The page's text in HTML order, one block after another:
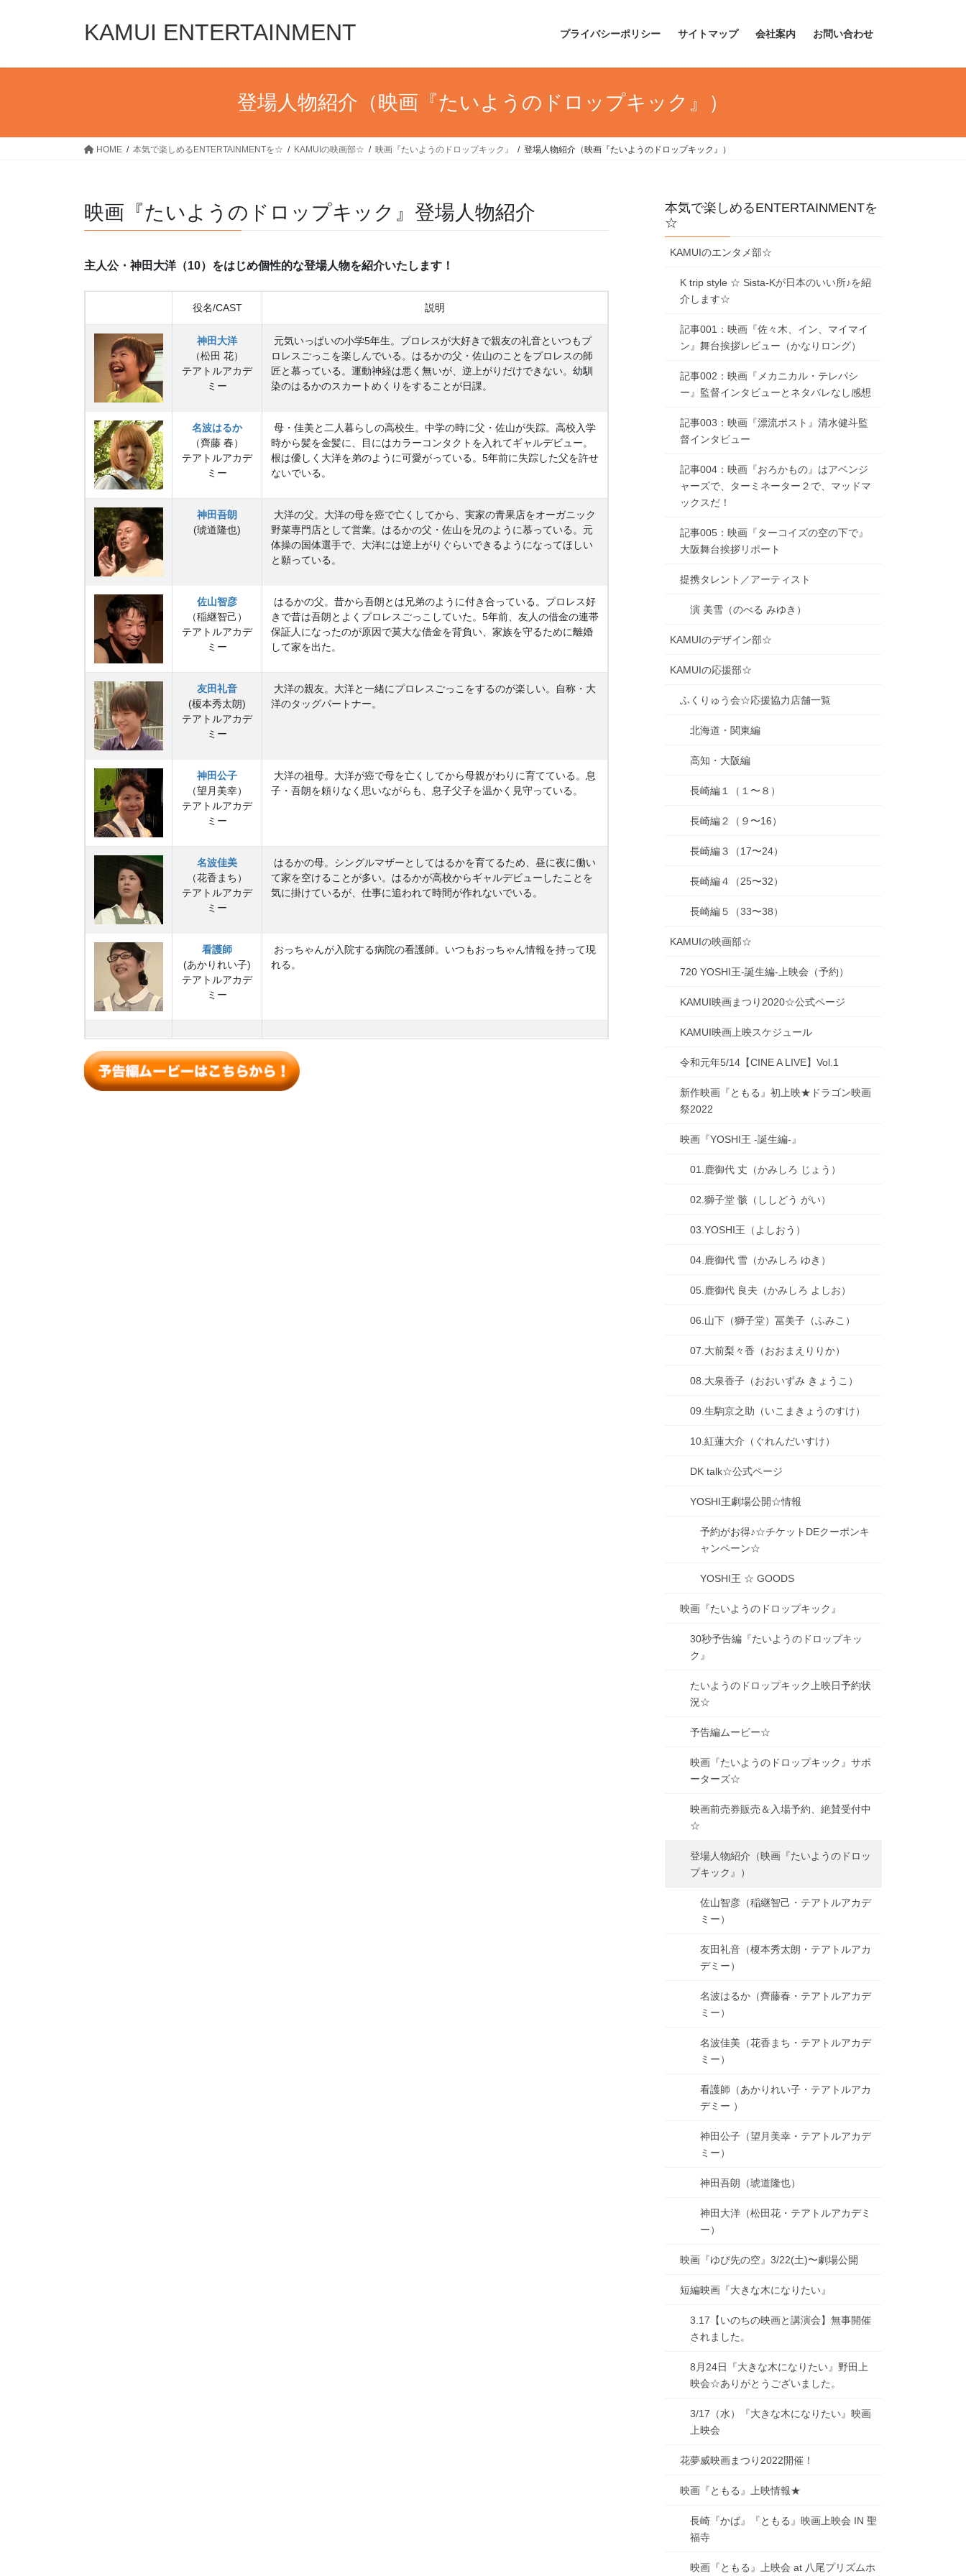
KAMUI ENTERTAINMENT プライバシーポリシー サイトマップ 会社案内 お問い合わせ
登場人物紹介（映画『たいようのドロップキック』）
HOME 本気で楽しめるENTERTAINMENTを☆ KAMUIの映画部☆ 映画『たいようのドロップキック』 登場人物紹介（映画『たいようのドロップキック』）
映画『たいようのドロップキック』登場人物紹介
主人公・神田大洋（10）をはじめ個性的な登場人物を紹介いたします！
役名/CAST 説明
神田大洋
（松田 花）
テアトルアカデ
ミー
元気いっぱいの小学5年生。プロレスが大好きで親友の礼音といつもプ
ロレスごっこを楽しんでいる。はるかの父・佐山のことをプロレスの師
匠と慕っている。運動神経は悪く無いが、逆上がりだけできない。幼馴
染のはるかのスカートめくりをすることが日課。
名波はるか
（齊藤 春）
テアトルアカデ
ミー
母・佳美と二人暮らしの高校生。中学の時に父・佐山が失踪。高校入学
時から髪を金髪に、目にはカラーコンタクトを入れてギャルデビュー。
根は優しく大洋を弟のように可愛がっている。5年前に失踪した父を許せ
ないでいる。
神田吾朗
(琥道隆也)
大洋の父。大洋の母を癌で亡くしてから、実家の青果店をオーガニック
野菜専門店として営業。はるかの父・佐山を兄のように慕っている。元
体操の国体選手で、大洋には逆上がりぐらいできるようになってほしい
と願っている。
佐山智彦
（稲継智己）
テアトルアカデ
ミー
はるかの父。昔から吾朗とは兄弟のように付き合っている。プロレス好
きで昔は吾朗とよくプロレスごっこしていた。5年前、友人の借金の連帯
保証人になったのが原因で莫大な借金を背負い、家族を守るために離婚
して家を出た。
友田礼音
(榎本秀太朗)
テアトルアカデ
ミー
大洋の親友。大洋と一緒にプロレスごっこをするのが楽しい。自称・大
洋のタッグパートナー。
神田公子
（望月美幸）
テアトルアカデ
ミー
大洋の祖母。大洋が癌で母を亡くしてから母親がわりに育てている。息
子・吾朗を頼りなく思いながらも、息子父子を温かく見守っている。
名波佳美
（花香まち）
テアトルアカデ
ミー
はるかの母。シングルマザーとしてはるかを育てるため、昼に夜に働い
て家を空けることが多い。はるかが高校からギャルデビューしたことを
気に掛けているが、仕事に追われて時間が作れないでいる。
看護師
(あかりれい子)
テアトルアカデ
ミー
おっちゃんが入院する病院の看護師。いつもおっちゃん情報を持って現
れる。
本気で楽しめるENTERTAINMENTを
☆
KAMUIのエンタメ部☆
K trip style ☆ Sista-Kが日本のいい所♪を紹
介します☆
記事001：映画『佐々木、イン、マイマイ
ン』舞台挨拶レビュー（かなりロング）
記事002：映画『メカニカル・テレパシ
ー』監督インタビューとネタバレなし感想
記事003：映画『漂流ポスト』清水健斗監
督インタビュー
記事004：映画『おろかもの』はアベンジ
ャーズで、ターミネーター２で、マッドマ
ックスだ！
記事005：映画『ターコイズの空の下で』
大阪舞台挨拶リポート
提携タレント／アーティスト
演 美雪（のべる みゆき）
KAMUIのデザイン部☆
KAMUIの応援部☆
ふくりゅう会☆応援協力店舗一覧
北海道・関東編
高知・大阪編
長崎編１（１〜８）
長崎編２（９〜16）
長崎編３（17〜24）
長崎編４（25〜32）
長崎編５（33〜38）
KAMUIの映画部☆
720 YOSHI王-誕生編-上映会（予約）
KAMUI映画まつり2020☆公式ページ
KAMUI映画上映スケジュール
令和元年5/14【CINE A LIVE】Vol.1
新作映画『ともる』初上映★ドラゴン映画
祭2022
映画『YOSHI王 -誕生編-』
01.鹿御代 丈（かみしろ じょう）
02.獅子堂 骸（ししどう がい）
03.YOSHI王（よしおう）
04.鹿御代 雪（かみしろ ゆき）
05.鹿御代 良夫（かみしろ よしお）
06.山下（獅子堂）冨美子（ふみこ）
07.大前梨々香（おおまえりりか）
08.大泉香子（おおいずみ きょうこ）
09.生駒京之助（いこまきょうのすけ）
10.紅蓮大介（ぐれんだいすけ）
DK talk☆公式ページ
YOSHI王劇場公開☆情報
予約がお得♪☆チケットDEクーポンキ
ャンペーン☆
YOSHI王 ☆ GOODS
映画『たいようのドロップキック』
30秒予告編『たいようのドロップキッ
ク』
たいようのドロップキック上映日予約状
況☆
予告編ムービー☆
映画『たいようのドロップキック』サポ
ーターズ☆
映画前売券販売＆入場予約、絶賛受付中
☆
登場人物紹介（映画『たいようのドロッ
プキック』）
佐山智彦（稲継智己・テアトルアカデ
ミー）
友田礼音（榎本秀太朗・テアトルアカ
デミー）
名波はるか（齊藤春・テアトルアカデ
ミー）
名波佳美（花香まち・テアトルアカデ
ミー）
看護師（あかりれい子・テアトルアカ
デミー ）
神田公子（望月美幸・テアトルアカデ
ミー）
神田吾朗（琥道隆也）
神田大洋（松田花・テアトルアカデミ
ー）
映画『ゆび先の空』3/22(土)〜劇場公開
短編映画『大きな木になりたい』
3.17【いのちの映画と講演会】無事開催
されました。
8月24日『大きな木になりたい』野田上
映会☆ありがとうございました。
3/17（水）『大きな木になりたい』映画
上映会
花夢威映画まつり2022開催！
映画『ともる』上映情報★
長崎『かば』『ともる』映画上映会 IN 聖
福寺
映画『ともる』上映会 at 八尾プリズムホ